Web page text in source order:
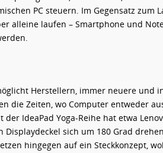
PC steuern. Im Gegensatz zum
alleine laufen – Smartphone und
Herstellern, immer neuere und
die Zeiten, wo Computer entweder
IdeaPad Yoga-Reihe hat etwa
sich um 180 Grad
hingegen auf ein Steckkonzept,